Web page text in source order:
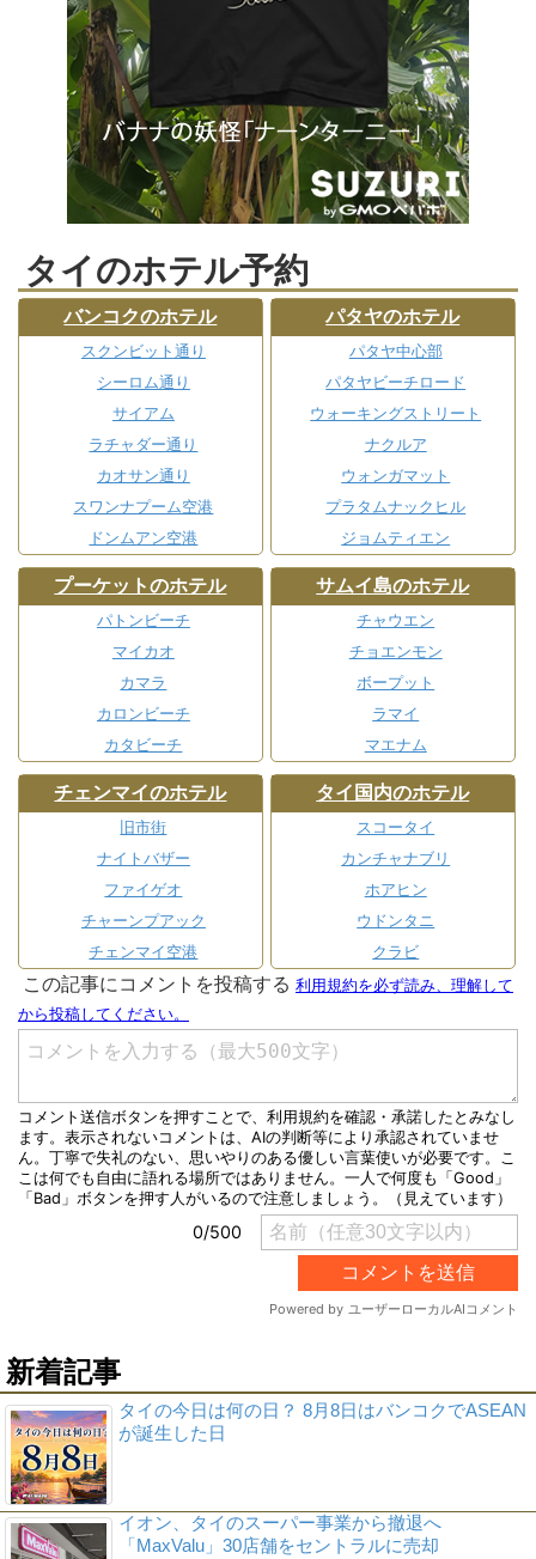
タイのホテル予約
バンコクのホテル
スクンビット通り
シーロム通り
サイアム
ラチャダー通り
カオサン通り
スワンナプーム空港
ドンムアン空港
パタヤのホテル
パタヤ中心部
パタヤビーチロード
ウォーキングストリート
ナクルア
ウォンガマット
プラタムナックヒル
ジョムティエン
プーケットのホテル
パトンビーチ
マイカオ
カマラ
カロンビーチ
カタビーチ
サムイ島のホテル
チャウエン
チョエンモン
ボープット
ラマイ
マエナム
チェンマイのホテル
旧市街
ナイトバザー
ファイゲオ
チャーンプアック
チェンマイ空港
タイ国内のホテル
スコータイ
カンチャナブリ
ホアヒン
ウドンタニ
クラビ
新着記事
タイの今日は何の日？ 8月8日はバンコクでASEAN
が誕生した日
イオン、タイのスーパー事業から撤退へ
「MaxValu」30店舗をセントラルに売却